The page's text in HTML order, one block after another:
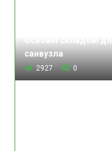
санвузла
2927 0